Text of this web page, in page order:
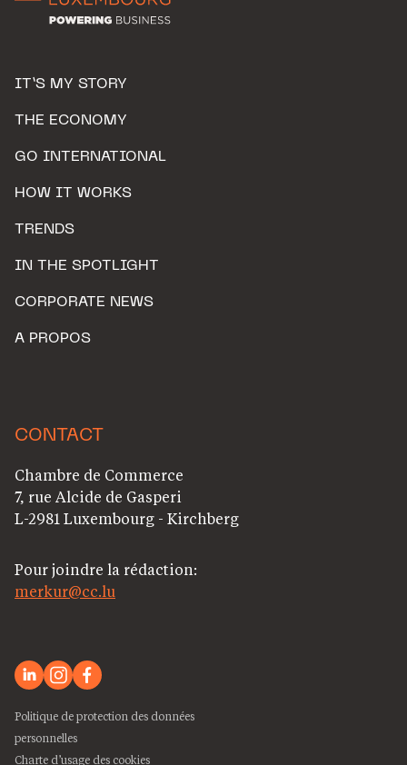
IT’S MY STORY
THE ECONOMY
GO INTERNATIONAL
HOW IT WORKS
TRENDS
IN THE SPOTLIGHT
CORPORATE NEWS
A PROPOS
CONTACT
Chambre de Commerce
7, rue Alcide de Gasperi
L-2981 Luxembourg - Kirchberg
Pour joindre la rédaction:
merkur@cc.lu
Politique de protection des données
personnelles
Charte d’usage des cookies